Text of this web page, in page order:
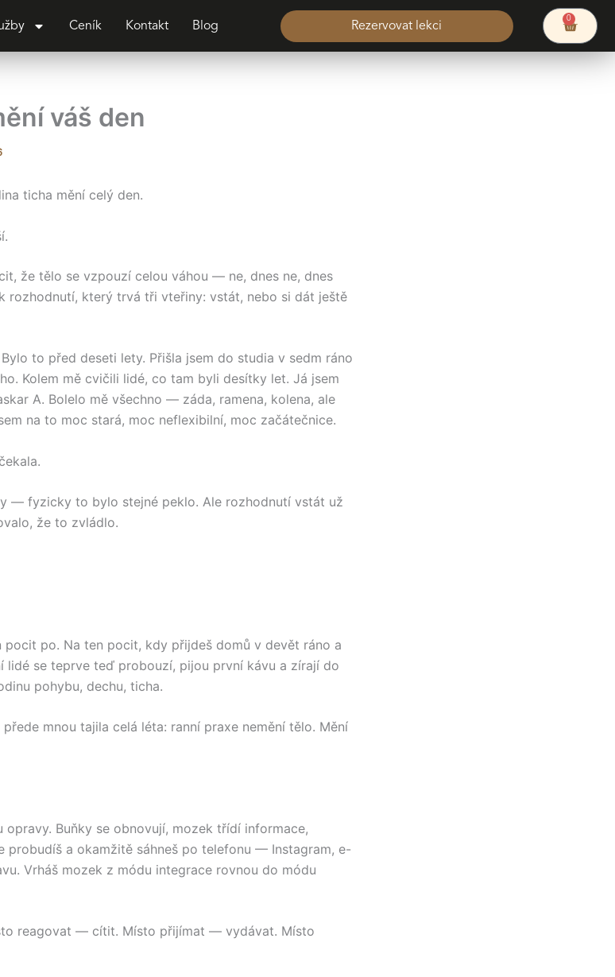
Ceník Kontakt Blog Rezervovat lekci
0
Cart
váš den
ticha mění celý den.
že tělo se vzpouzí celou váhou — ne, dnes ne, dnes
rozhodnutí, který trvá tři vteřiny: vstát, nebo si dát ještě
to před deseti lety. Přišla jsem do studia v sedm ráno
Kolem mě cvičili lidé, co tam byli desítky let. Já jsem
A. Bolelo mě všechno — záda, ramena, kolena, ale
na to moc stará, moc neflexibilní, moc začátečnice.
— fyzicky to bylo stejné peklo. Ale rozhodnutí vstát už
že to zvládlo.
po. Na ten pocit, kdy přijdeš domů v devět ráno a
lidé se teprve teď probouzí, pijou první kávu a zírají do
pohybu, dechu, ticha.
mnou tajila celá léta: ranní praxe nemění tělo. Mění
Buňky se obnovují, mozek třídí informace,
probudíš a okamžitě sáhneš po telefonu — Instagram, e-
Vrháš mozek z módu integrace rovnou do módu
reagovat — cítit. Místo přijímat — vydávat. Místo